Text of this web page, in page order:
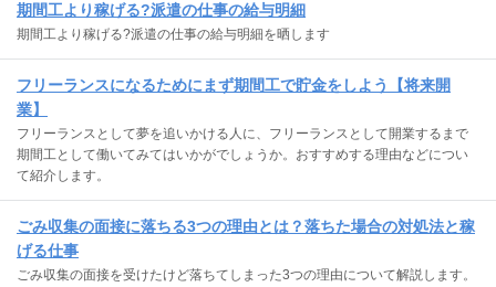
期間工より稼げる?派遣の仕事の給与明細
期間工より稼げる?派遣の仕事の給与明細を晒します
フリーランスになるためにまず期間工で貯金をしよう【将来開
業】
フリーランスとして夢を追いかける人に、フリーランスとして開業するまで
期間工として働いてみてはいかがでしょうか。おすすめする理由などについ
て紹介します。
ごみ収集の面接に落ちる3つの理由とは？落ちた場合の対処法と稼
げる仕事
ごみ収集の面接を受けたけど落ちてしまった3つの理由について解説します。